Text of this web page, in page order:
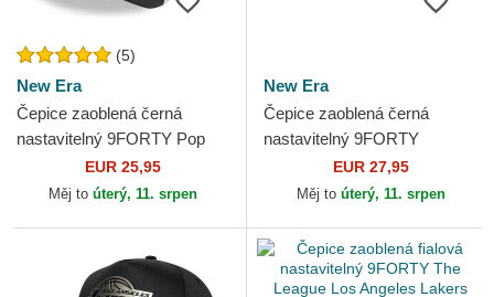
(5)
New Era
Čepice zaoblená černá
nastavitelný 9FORTY Pop
Outline Los Angeles Dodgers
MLB New Era
EUR 25,95
Měj to úterý, 11. srpen
New Era
Čepice zaoblená černá
nastavitelný 9FORTY
Microfibre Los Angeles
Lakers NBA New Era
EUR 27,95
Měj to úterý, 11. srpen